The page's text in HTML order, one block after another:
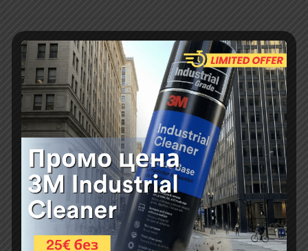
Основни характеристики:
тефлонова шпатула с много приложения
удобен инструмент за апликация на фолио
за фолио за автомобилни стъкла